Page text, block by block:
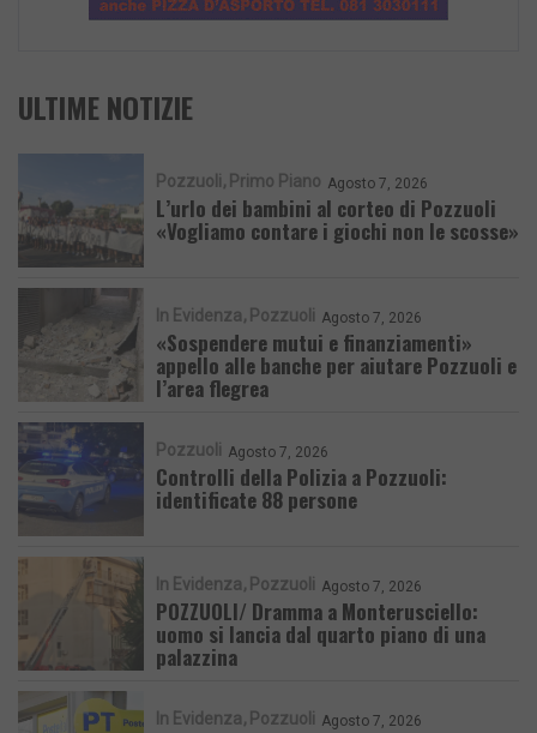
ULTIME NOTIZIE
Pozzuoli Primo Piano Agosto 7, 2026
L’urlo dei bambini al corteo di Pozzuoli
«Vogliamo contare i giochi non le scosse»
In Evidenza Pozzuoli Agosto 7, 2026
«Sospendere mutui e finanziamenti»
appello alle banche per aiutare Pozzuoli e
l’area flegrea
Pozzuoli Agosto 7, 2026
Controlli della Polizia a Pozzuoli:
identificate 88 persone
In Evidenza Pozzuoli Agosto 7, 2026
POZZUOLI/ Dramma a Monterusciello:
uomo si lancia dal quarto piano di una
palazzina
In Evidenza Pozzuoli Agosto 7, 2026